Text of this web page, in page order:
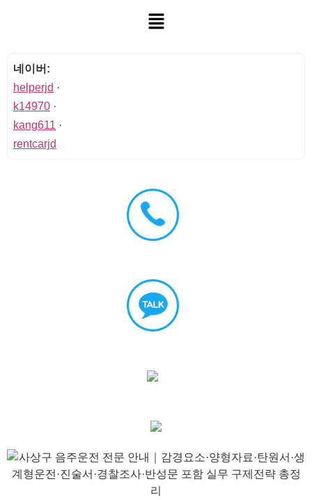
네이버:
helperjd ·
k14970 ·
kang611 ·
rentcarjd